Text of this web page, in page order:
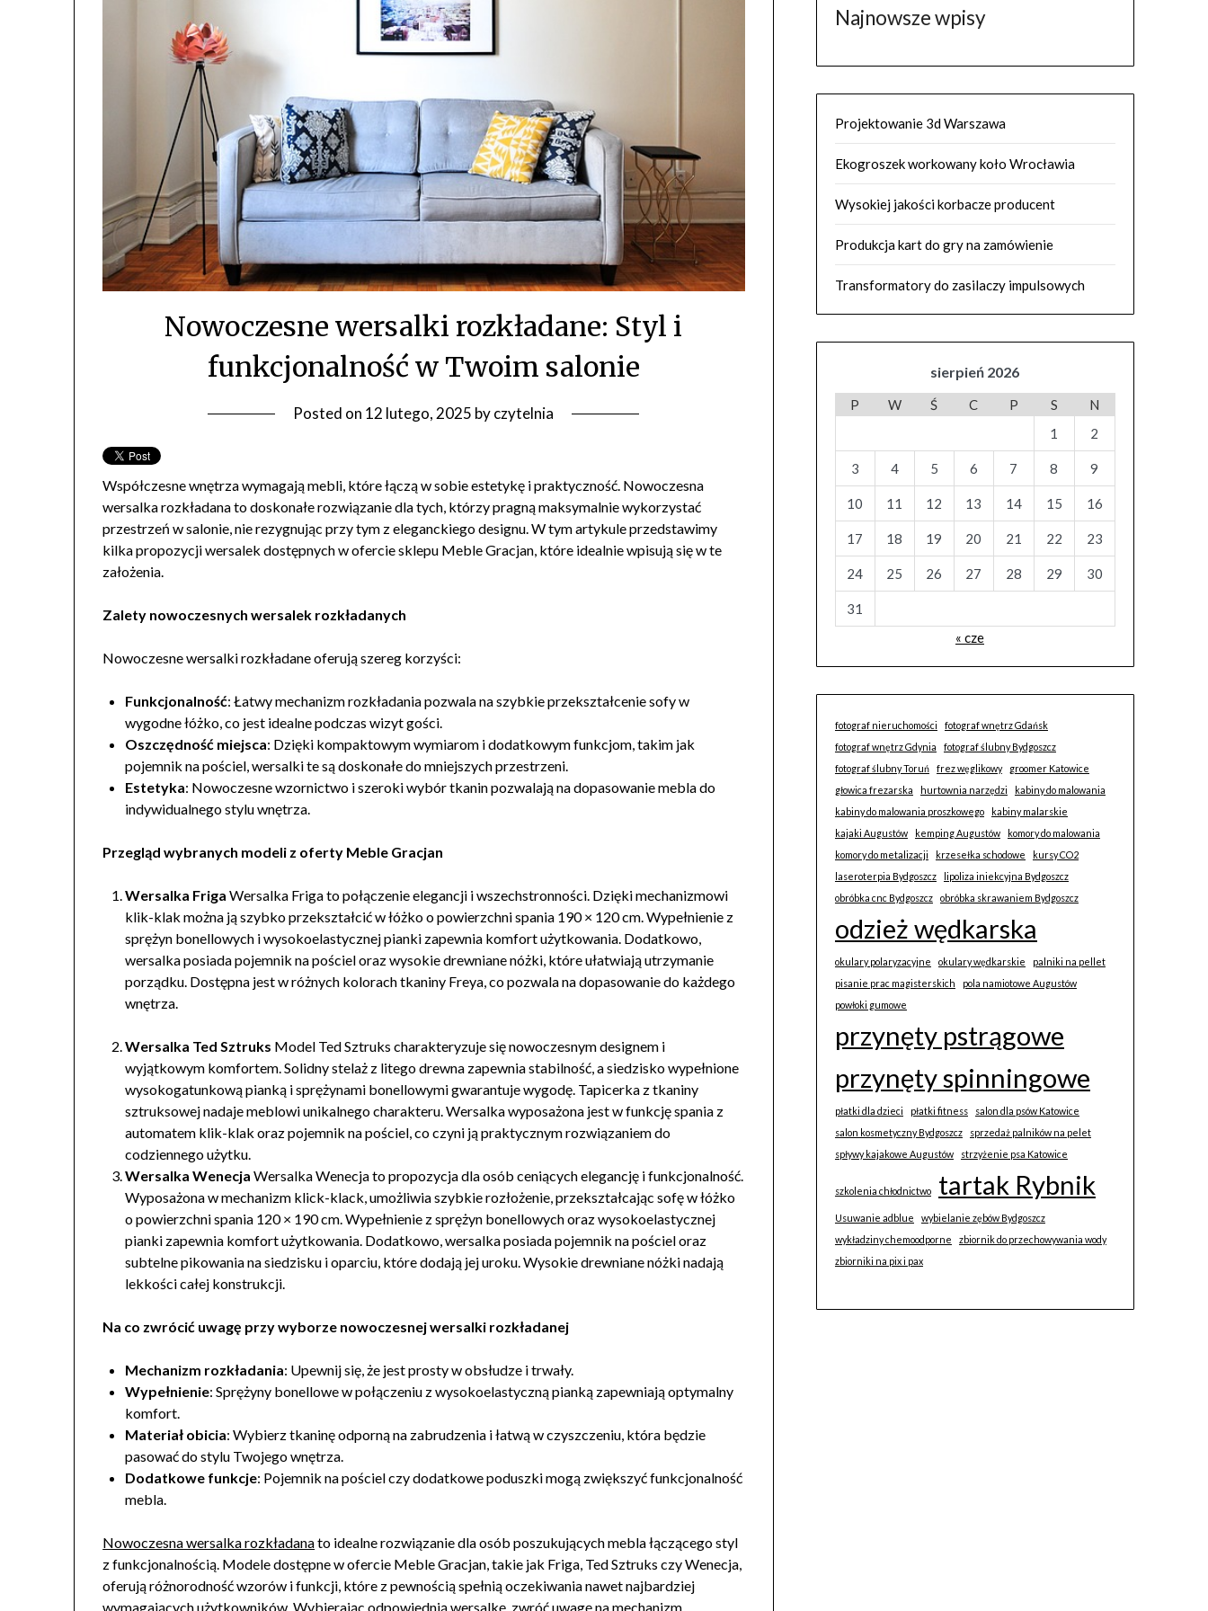
Nowoczesne wersalki rozkładane: Styl i
funkcjonalność w Twoim salonie
Posted on 12 lutego, 2025 byczytelnia
Współczesne wnętrza wymagają mebli, które łączą w sobie estetykę i praktyczność. Nowoczesna
wersalka rozkładana to doskonałe rozwiązanie dla tych, którzy pragną maksymalnie wykorzystać
przestrzeń w salonie, nie rezygnując przy tym z eleganckiego designu. W tym artykule przedstawimy
kilka propozycji wersalek dostępnych w ofercie sklepu Meble Gracjan, które idealnie wpisują się w te
założenia.
Zalety nowoczesnych wersalek rozkładanych
Nowoczesne wersalki rozkładane oferują szereg korzyści:
Funkcjonalność: Łatwy mechanizm rozkładania pozwala na szybkie przekształcenie sofy w
wygodne łóżko, co jest idealne podczas wizyt gości.
Oszczędność miejsca: Dzięki kompaktowym wymiarom i dodatkowym funkcjom, takim jak
pojemnik na pościel, wersalki te są doskonałe do mniejszych przestrzeni.
Estetyka: Nowoczesne wzornictwo i szeroki wybór tkanin pozwalają na dopasowanie mebla do
indywidualnego stylu wnętrza.
Przegląd wybranych modeli z oferty Meble Gracjan
Wersalka Friga Wersalka Friga to połączenie elegancji i wszechstronności. Dzięki mechanizmowi
klik-klak można ją szybko przekształcić w łóżko o powierzchni spania 190 × 120 cm. Wypełnienie z
sprężyn bonellowych i wysokoelastycznej pianki zapewnia komfort użytkowania. Dodatkowo,
wersalka posiada pojemnik na pościel oraz wysokie drewniane nóżki, które ułatwiają utrzymanie
porządku. Dostępna jest w różnych kolorach tkaniny Freya, co pozwala na dopasowanie do każdego
wnętrza.
Wersalka Ted Sztruks Model Ted Sztruks charakteryzuje się nowoczesnym designem i
wyjątkowym komfortem. Solidny stelaż z litego drewna zapewnia stabilność, a siedzisko wypełnione
wysokogatunkową pianką i sprężynami bonellowymi gwarantuje wygodę. Tapicerka z tkaniny
sztruksowej nadaje meblowi unikalnego charakteru. Wersalka wyposażona jest w funkcję spania z
automatem klik-klak oraz pojemnik na pościel, co czyni ją praktycznym rozwiązaniem do
codziennego użytku.
Wersalka Wenecja Wersalka Wenecja to propozycja dla osób ceniących elegancję i funkcjonalność.
Wyposażona w mechanizm klick-klack, umożliwia szybkie rozłożenie, przekształcając sofę w łóżko
o powierzchni spania 120 × 190 cm. Wypełnienie z sprężyn bonellowych oraz wysokoelastycznej
pianki zapewnia komfort użytkowania. Dodatkowo, wersalka posiada pojemnik na pościel oraz
subtelne pikowania na siedzisku i oparciu, które dodają jej uroku. Wysokie drewniane nóżki nadają
lekkości całej konstrukcji.
Na co zwrócić uwagę przy wyborze nowoczesnej wersalki rozkładanej
Mechanizm rozkładania: Upewnij się, że jest prosty w obsłudze i trwały.
Wypełnienie: Sprężyny bonellowe w połączeniu z wysokoelastyczną pianką zapewniają optymalny
komfort.
Materiał obicia: Wybierz tkaninę odporną na zabrudzenia i łatwą w czyszczeniu, która będzie
pasować do stylu Twojego wnętrza.
Dodatkowe funkcje: Pojemnik na pościel czy dodatkowe poduszki mogą zwiększyć funkcjonalność
mebla.
Nowoczesna wersalka rozkładanato idealne rozwiązanie dla osób poszukujących mebla łączącego styl
z funkcjonalnością. Modele dostępne w ofercie Meble Gracjan, takie jak Friga, Ted Sztruks czy Wenecja,
oferują różnorodność wzorów i funkcji, które z pewnością spełnią oczekiwania nawet najbardziej
wymagających użytkowników. Wybierając odpowiednią wersalkę, zwróć uwagę na mechanizm
Najnowsze wpisy
Projektowanie 3d Warszawa
Ekogroszek workowany koło Wrocławia
Wysokiej jakości korbacze producent
Produkcja kart do gry na zamówienie
Transformatory do zasilaczy impulsowych
sierpień 2026
P W Ś C P S
N
1
2
3 4 5 6 7 8 9
10 11 12 13 14 15 16
17 18 19 20 21 22 23
24 25 26 27 28 29 30
31
« cze
fotograf nieruchomości
fotograf wnętrz Gdańsk
fotograf wnętrz Gdynia
fotograf ślubny Bydgoszcz
fotograf ślubny Toruń
frez węglikowy
groomer Katowice
głowica frezarska
hurtownia narzędzi
kabiny do malowania
kabiny do malowania proszkowego
kabiny malarskie
kajaki Augustów
kemping Augustów
komory do malowania
komory do metalizacji
krzesełka schodowe
kursy CO2
laseroterpia Bydgoszcz
lipoliza iniekcyjna Bydgoszcz
obróbka cnc Bydgoszcz
obróbka skrawaniem Bydgoszcz
odzież wędkarska
okulary polaryzacyjne okulary wędkarskie
palniki na pellet
pisanie prac magisterskich
pola namiotowe Augustów
powłoki gumowe
przynęty pstrągowe
przynęty spinningowe
płatki dla dzieci płatki fitness
salon dla psów Katowice
salon kosmetyczny Bydgoszcz
sprzedaż palników na pelet
spływy kajakowe Augustów
strzyżenie psa Katowice
szkolenia chłodnictwo tartak Rybnik
Usuwanie adblue
wybielanie zębów Bydgoszcz
wykładziny chemoodporne
zbiornik do przechowywania wody
zbiorniki na pix i pax